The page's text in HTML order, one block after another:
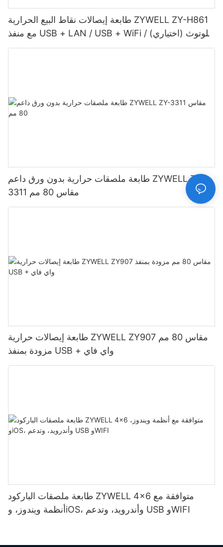
طابعة إيصالات نقاط البيع الحرارية ZYWELL ZY-H861
مع منفذ USB + LAN / USB + WiFi / بلوتوث (اختياري)
- أسود
طابعة ملصقات حرارية بدون ورق داعم ZYWELL ZY-
3311 مقاس 80 مم
طابعة إيصالات حرارية ZYWELL ZY907 مقاس 80 مم
مزودة بمنفذ USB + واي فاي
طابعة ملصقات الباركود ZYWELL 4x6 متوافقة مع
أنظمة ويندوز، وiOS، وأندرويد، وتدعم USB وWIFI